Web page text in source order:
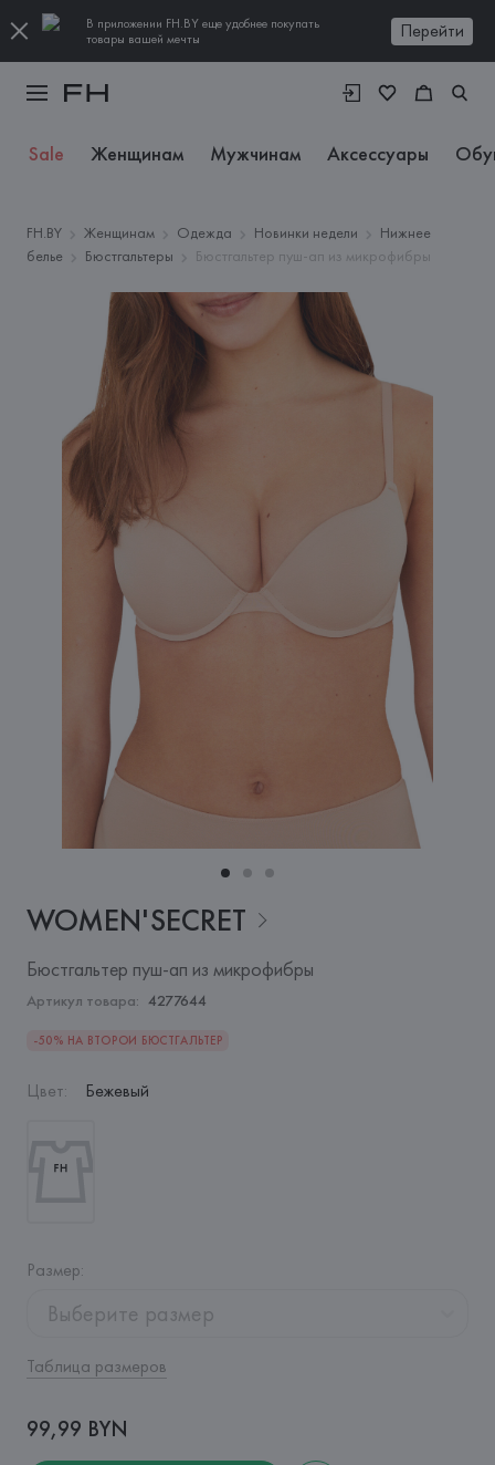
В приложении FH.BY еще удобнее покупать
товары вашей мечты
Перейти
Sale Женщинам Мужчинам Аксессуары
FH.BY Женщинам Одежда Новинки недели
Нижнее
белье
Бюстгальтеры Бюстгальтер пуш-ап из микрофибры
WOMEN'SECRET
Бюстгальтер пуш-ап из микрофибры
Артикул товара: 4277644
-50% НА ВТОРОЙ БЮСТГАЛЬТЕР
Цвет: Бежевый
Размер:
Выберите размер
Таблица размеров
99,99 BYN